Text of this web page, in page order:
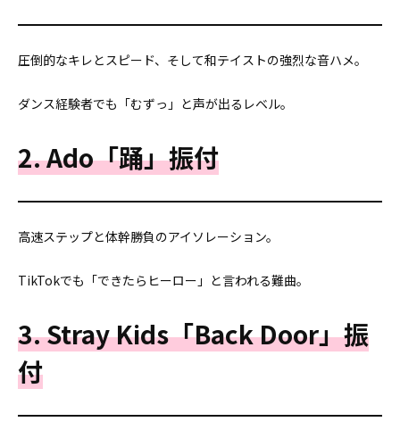
圧倒的なキレとスピード、そして和テイストの強烈な音ハメ。
ダンス経験者でも「むずっ」と声が出るレベル。
2. Ado「踊」振付
高速ステップと体幹勝負のアイソレーション。
TikTokでも「できたらヒーロー」と言われる難曲。
3. Stray Kids「Back Door」振
付